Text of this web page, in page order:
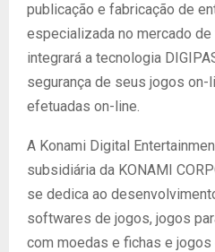
publicação e fabricação de
especializada no mercado
integrará a tecnologia
segurança de seus jogos on-
efetuadas on-line.
A Konami Digital
subsidiária da KONAMI
se dedica ao
softwares de jogos, jogos
com moedas e fichas e